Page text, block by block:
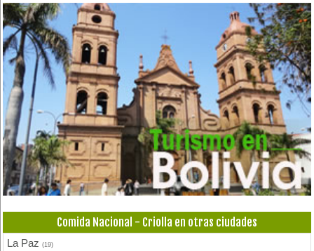
(1)
Pizzerias, Pizzas(1)
Pollos, Broaster, Spiedo, A la Leña(1)
Restaurantes - Peñas - Discotecas(1)
Salteñerías, Salteñas(1)
Comida Nacional - Criolla en otras ciudades
La Paz(19)